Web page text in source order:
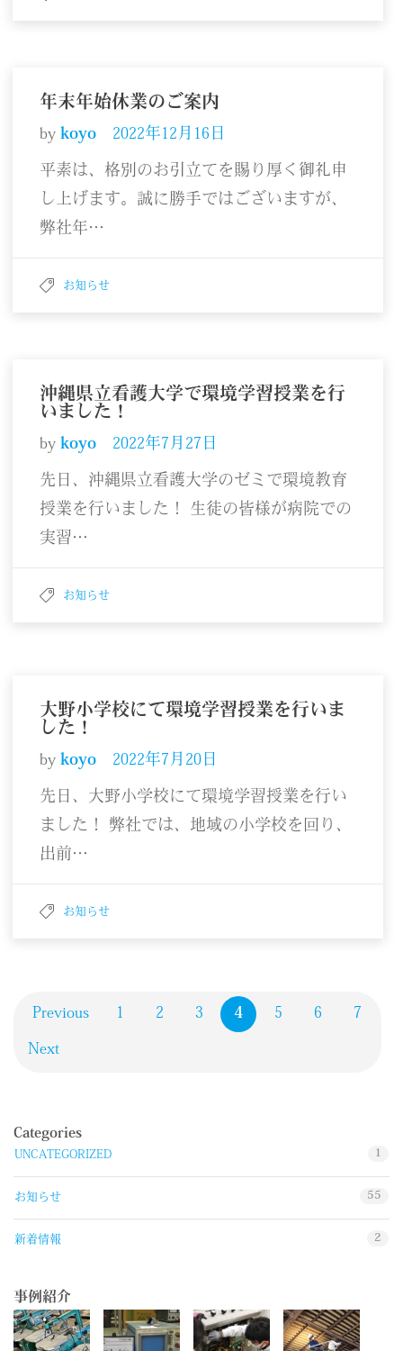
年末年始休業のご案内
by koyo 2022年12月16日
平素は、格別のお引立てを賜り厚く御礼申
し上げます。誠に勝手ではございますが、
弊社年…
お知らせ
沖縄県立看護大学で環境学習授業を行
いました！
by koyo 2022年7月27日
先日、沖縄県立看護大学のゼミで環境教育
授業を行いました！ 生徒の皆様が病院での
実習…
お知らせ
大野小学校にて環境学習授業を行いま
した！
by koyo 2022年7月20日
先日、大野小学校にて環境学習授業を行い
ました！ 弊社では、地域の小学校を回り、
出前…
お知らせ
Previous 1 2 3 4 5 6 7
Next
Categories
UNCATEGORIZED 1
お知らせ 55
新着情報 2
事例紹介